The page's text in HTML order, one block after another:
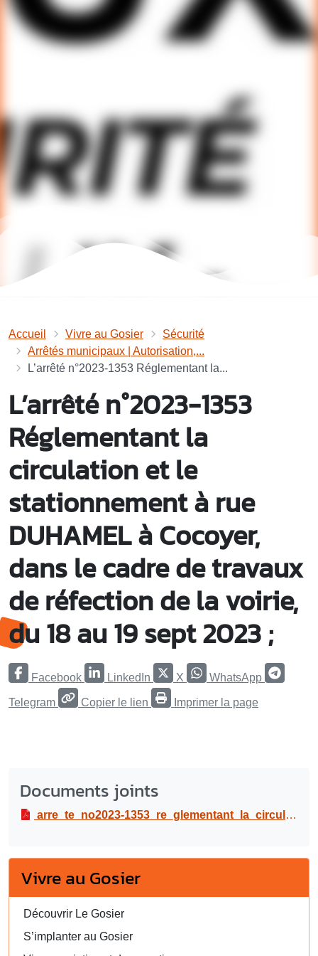
Accueil Vivre au Gosier
Sécurité
Arrêtés municipaux | Autorisation,...
L’arrêté n°2023-1353 Réglementant la...
L’arrêté n°2023-1353
Réglementant la
circulation et le
stationnement à rue
DUHAMEL à Cocoyer,
dans le cadre de travaux
de réfection de la voirie,
du 18 au 19 sept 2023 ;
Facebook LinkedIn X WhatsApp
Telegram Copier le lien Imprimer la page
Documents joints
arre_te_no2023-1353_re_glementant_la_circulation_et_le_stationnement_a_rue_duhamel_a_cocoyer_dans_le_cadre_de_travaux_de_re_fection_de_la_voirie_du_18_au_19_sept_2023.pdf
Vivre au Gosier
Découvrir Le Gosier
S’implanter au Gosier